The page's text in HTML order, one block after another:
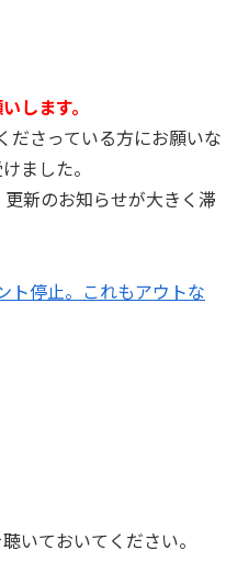
します。
ださっている方にお願いな
ました。
新のお知らせが大きく滞
ト停止。これもアウトな
いておいてください。